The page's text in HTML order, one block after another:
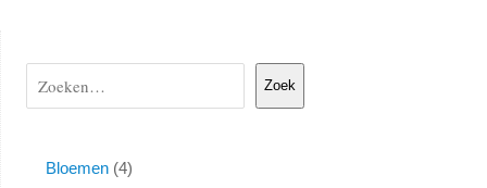
Zoek
Bloemen 4